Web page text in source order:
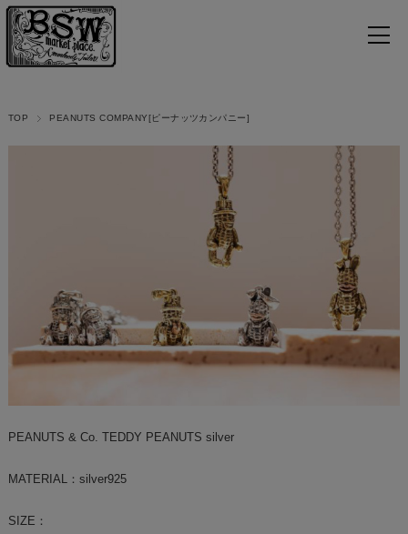
TOP PEANUTS COMPANY[ピーナッツカンパニー]
PEANUTS & Co. TEDDY PEANUTS silver
MATERIAL：silver925
SIZE：